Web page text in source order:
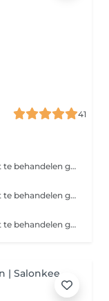
41
Beste klant, Wij vragen u vriendelijk om het te behandelen gebied 24 uur vóór de laserbehandeling te scheren. Zo kunnen we de behandeling veiliger en effectiever uitvoeren.
Beste klant, Wij vragen u vriendelijk om het te behandelen gebied 24 uur vóór de laserbehandeling te scheren. Zo kunnen we de behandeling veiliger en effectiever uitvoeren.
Beste klant, Wij vragen u vriendelijk om het te behandelen gebied 24 uur vóór de laserbehandeling te scheren. Zo kunnen we de behandeling veiliger en effectiever uitvoeren.